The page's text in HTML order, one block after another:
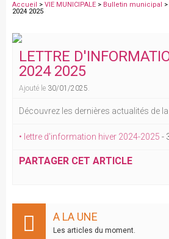
Accueil > VIE MUNICIPALE > Bulletin municipal
2024 2025
LETTRE
2024 2025
Ajouté le 30/01/2025.
Découvrez les dernières actualités de
• lettre d'information hiver 2024-2025 -
PARTAGER CET ARTICLE
A LA UNE
Les articles du moment.